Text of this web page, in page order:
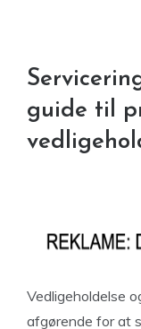
guide til
Vedligeholdelse
afgørende for at